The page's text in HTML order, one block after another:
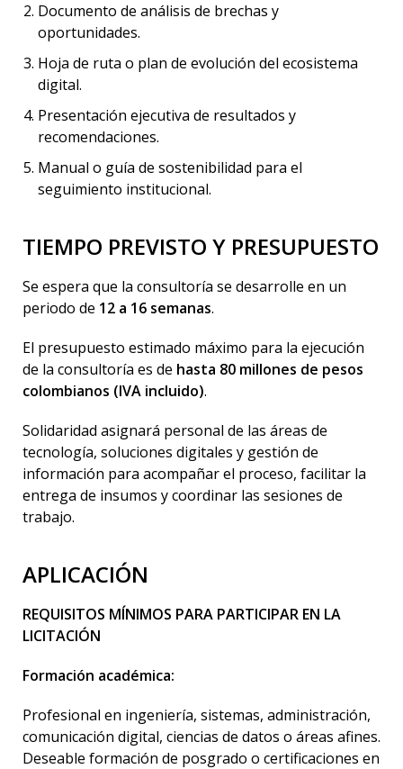
Documento de análisis de brechas y
oportunidades.
Hoja de ruta o plan de evolución del ecosistema
digital.
Presentación ejecutiva de resultados y
recomendaciones.
Manual o guía de sostenibilidad para el
seguimiento institucional.
TIEMPO PREVISTO Y PRESUPUESTO
Se espera que la consultoría se desarrolle en un
periodo de 12 a 16 semanas.
El presupuesto estimado máximo para la ejecución
de la consultoría es de hasta 80 millones de pesos
colombianos (IVA incluido).
Solidaridad asignará personal de las áreas de
tecnología, soluciones digitales y gestión de
información para acompañar el proceso, facilitar la
entrega de insumos y coordinar las sesiones de
trabajo.
APLICACIÓN
REQUISITOS MÍNIMOS PARA PARTICIPAR EN LA
LICITACIÓN
Formación académica:
Profesional en ingeniería, sistemas, administración,
comunicación digital, ciencias de datos o áreas afines.
Deseable formación de posgrado o certificaciones en